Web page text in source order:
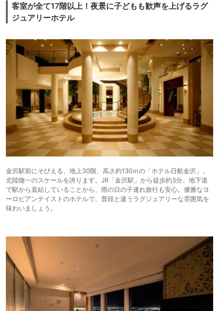
客室が全て17階以上！夜景に子どもも歓声を上げるラグ
ジュアリーホテル
金沢駅前にそびえる、地上30階、高さ約130ｍの「ホテル日航金沢」。
北陸随一のスケールを誇ります。JR「金沢駅」から徒歩約3分。地下道
で駅から直結していることから、雨の日の子連れ旅行も安心。優雅なヨ
ーロピアンテイストのホテルで、普段と違うラグジュアリーな雰囲気を
味わいましょう。